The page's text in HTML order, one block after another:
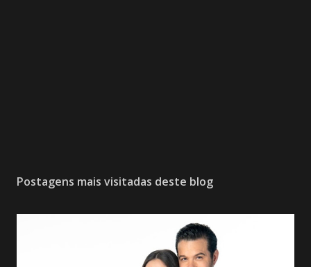
Postagens mais visitadas deste blog